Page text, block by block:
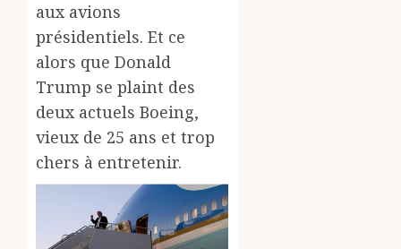
aux avions
présidentiels. Et ce
alors que Donald
Trump se plaint des
deux actuels Boeing,
vieux de 25 ans et trop
chers à entretenir.